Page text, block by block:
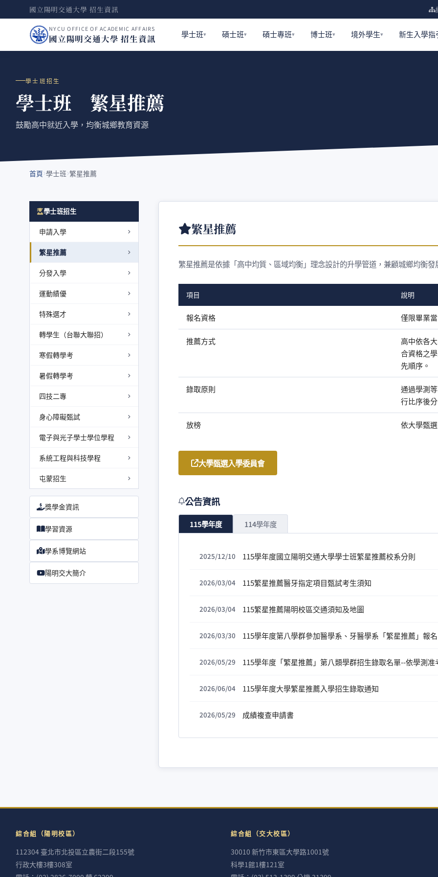
國立陽明交通大學 招生資訊
NYCU OFFICE OF ACADEMIC AFFAIRS
國立陽明交通大學 招生資訊 學士班 碩士班 碩士專班 博士班 境外學生 新生入學指
（另開視窗
學士班招生
學士班 繁星推薦
鼓勵高中就近入學，均衡城鄉教育資源
首頁 學士班 繁星推薦
學士班招生
申請入學
繁星推薦
分發入學
運動績優
特殊選才
轉學生（台聯大聯招）
寒假轉學考
暑假轉學考
四技二專
身心障礙甄試
電子與光子學士學位學程
系統工程與科技學程
屯蒙招生
獎學金資訊
學習資源
學系博覽網站
陽明交大簡介
繁星推薦
繁星推薦是依據「高中均質、區域均衡」理念設計的升學管道，兼顧城鄉均衡發
項目 說明
報名資格 僅限畢業
推薦方式
高中依各
合資格之
先順序。
錄取原則
通過學測
行比序後
放榜 依大學甄
大學甄選入學委員會
公告資訊
115學年度 114學年度
2025/12/10 115學年度國立陽明交通大學學士班繁星推薦校系分則
2026/03/04 115繁星推薦醫牙指定項目甄試考生須知
2026/03/04 115繁星推薦陽明校區交通須知及地圖
2026/03/30 115學年度第八學群參加醫學系、牙醫學系「繁星推薦」報
2026/05/29 115學年度「繁星推薦」第八類學群招生錄取名單--依學測
2026/06/04 115學年度大學繁星推薦入學招生錄取通知
2026/05/29 成績複查申請書
綜合組（陽明校區）
112304 臺北市北投區立農街二段155號
行政大樓3樓308室
綜合組（交大校區）
30010 新竹市東區大學路1001號
科學1館1樓121室